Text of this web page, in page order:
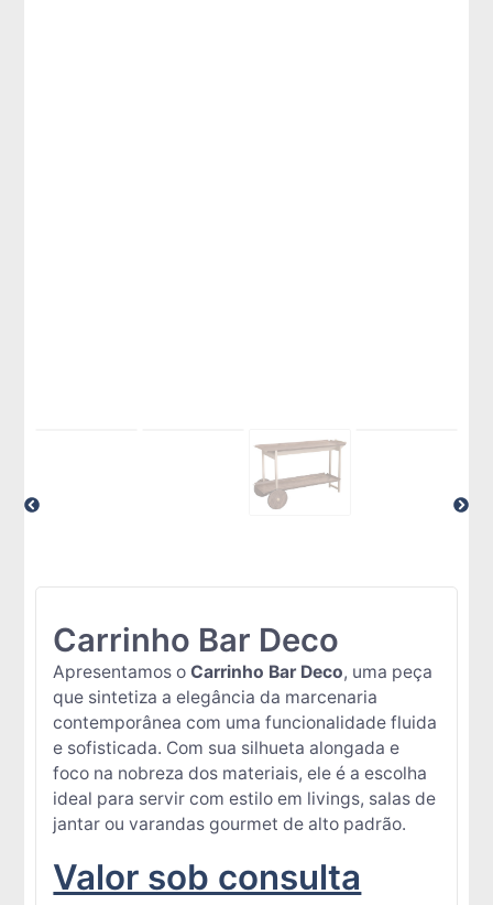
Carrinho Bar Deco
Apresentamos oCarrinho Bar Deco, uma peça
que sintetiza a elegância da marcenaria
contemporânea com uma funcionalidade fluida
e sofisticada. Com sua silhueta alongada e
foco na nobreza dos materiais, ele é a escolha
ideal para servir com estilo em livings, salas de
jantar ou varandas gourmet de alto padrão.
Valor sob consulta